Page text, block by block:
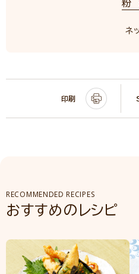
粉
ネ
印刷
RECOMMENDED RECIPES
おすすめのレシピ